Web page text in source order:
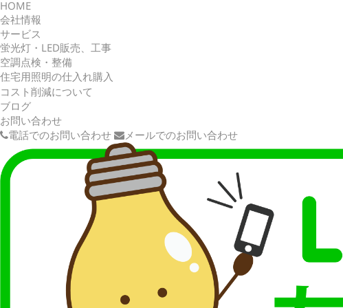
HOME
会社情報
サービス
蛍光灯・LED販売、工事
空調点検・整備
住宅用照明の仕入れ購入
コスト削減について
ブログ
お問い合わせ
電話でのお問い合わせ メールでのお問い合わせ
〒464-0856 愛知県名古屋市千種区吹上1-5-4
TEL : 052-732-8011
FAX : 052-732-8012